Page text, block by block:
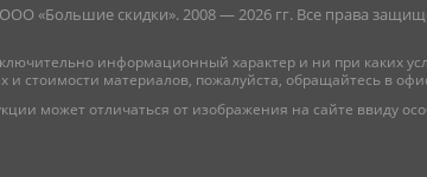
«Большие скидки». 2008 — 2026 гг. Все права
информационный характер и ни при каких
и стоимости материалов, пожалуйста, обращайтесь в
может отличаться от изображения на сайте ввиду